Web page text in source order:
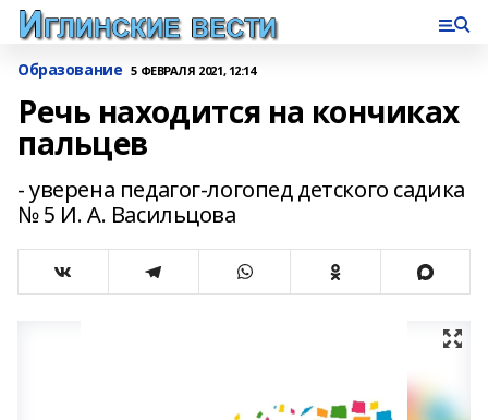
Образование 5 ФЕВРАЛЯ 2021, 12:14
Речь находится на кончиках
пальцев
- уверена педагог-логопед детского садика
№ 5 И. А. Васильцова